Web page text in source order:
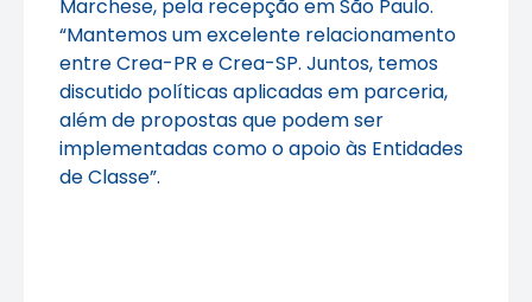
Marchese, pela recepção em São Paulo.
“Mantemos um excelente relacionamento
entre Crea-PR e Crea-SP. Juntos, temos
discutido políticas aplicadas em parceria,
além de propostas que podem ser
implementadas como o apoio às Entidades
de Classe”.